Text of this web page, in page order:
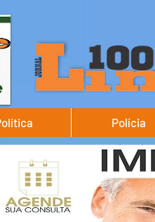
Polícia